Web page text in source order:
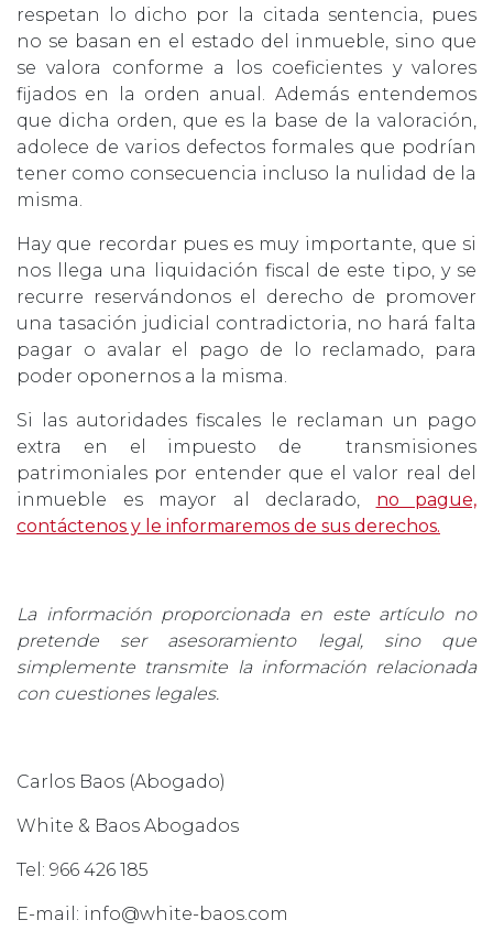
respetan lo dicho por la citada sentencia, pues
no se basan en el estado del inmueble, sino que
se valora conforme a los coeficientes y valores
fijados en la orden anual. Además entendemos
que dicha orden, que es la base de la valoración,
adolece de varios defectos formales que podrían
tener como consecuencia incluso la nulidad de la
misma.
Hay que recordar pues es muy importante, que si
nos llega una liquidación fiscal de este tipo, y se
recurre reservándonos el derecho de promover
una tasación judicial contradictoria, no hará falta
pagar o avalar el pago de lo reclamado, para
poder oponernos a la misma.
Si las autoridades fiscales le reclaman un pago
extra en el impuesto de transmisiones
patrimoniales por entender que el valor real del
inmueble es mayor al declarado,
no pague,
contáctenos y le informaremos de sus derechos.
La información proporcionada en este artículo no
pretende ser asesoramiento legal, sino que
simplemente transmite la información relacionada
con cuestiones legales.
Carlos Baos (Abogado)
White & Baos Abogados
Tel: 966 426 185
E-mail: info@white-baos.com